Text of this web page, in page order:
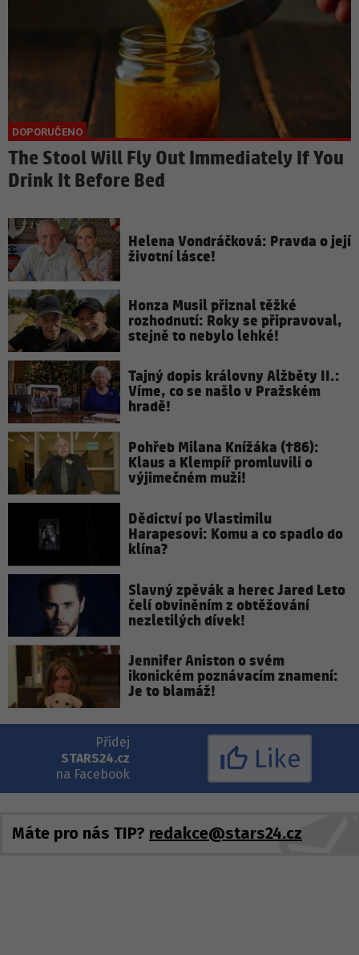
The Stool Will Fly Out Immediately If You
Drink It Before Bed
Helena Vondráčková: Pravda o její
životní lásce!
Honza Musil přiznal těžké
rozhodnutí: Roky se připravoval,
stejně to nebylo lehké!
Tajný dopis královny Alžběty II.:
Víme, co se našlo v Pražském
hradě!
Pohřeb Milana Knížáka (†86):
Klaus a Klempíř promluvili o
výjimečném muži!
Dědictví po Vlastimilu
Harapesovi: Komu a co spadlo do
klína?
Slavný zpěvák a herec Jared Leto
čelí obviněním z obtěžování
nezletilých dívek!
Jennifer Aniston o svém
ikonickém poznávacím znamení:
Je to blamáž!
Přidej
STARS24.cz
na Facebook
Like
Máte pro nás TIP? redakce@stars24.cz